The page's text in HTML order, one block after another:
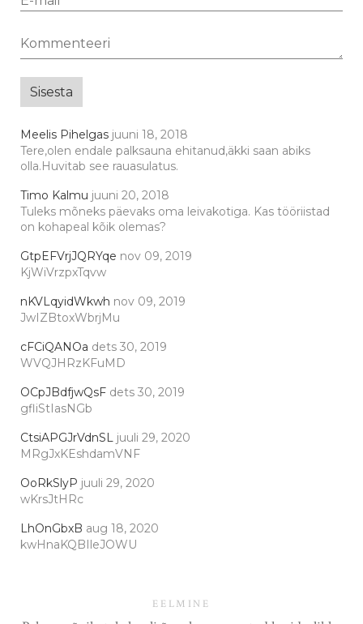
Meelis Pihelgas juuni 18, 2018
Tere,olen endale palksauna ehitanud,äkki saan abiks
olla.Huvitab see rauasulatus.
Timo Kalmu juuni 20, 2018
Tuleks mõneks päevaks oma leivakotiga. Kas tööriistad
on kohapeal kõik olemas?
GtpEFVrjJQRYqe nov 09, 2019
KjWiVrzpxTqvw
nKVLqyidWkwh nov 09, 2019
JwIZBtoxWbrjMu
cFCiQANOa dets 30, 2019
WVQJHRzKFuMD
OCpJBdfjwQsF dets 30, 2019
gfliStIasNGb
CtsiAPGJrVdnSL juuli 29, 2020
MRgJxKEshdamVNF
OoRkSlyP juuli 29, 2020
wKrsJtHRc
LhOnGbxB aug 18, 2020
kwHnaKQBIleJOWU
EELMINE